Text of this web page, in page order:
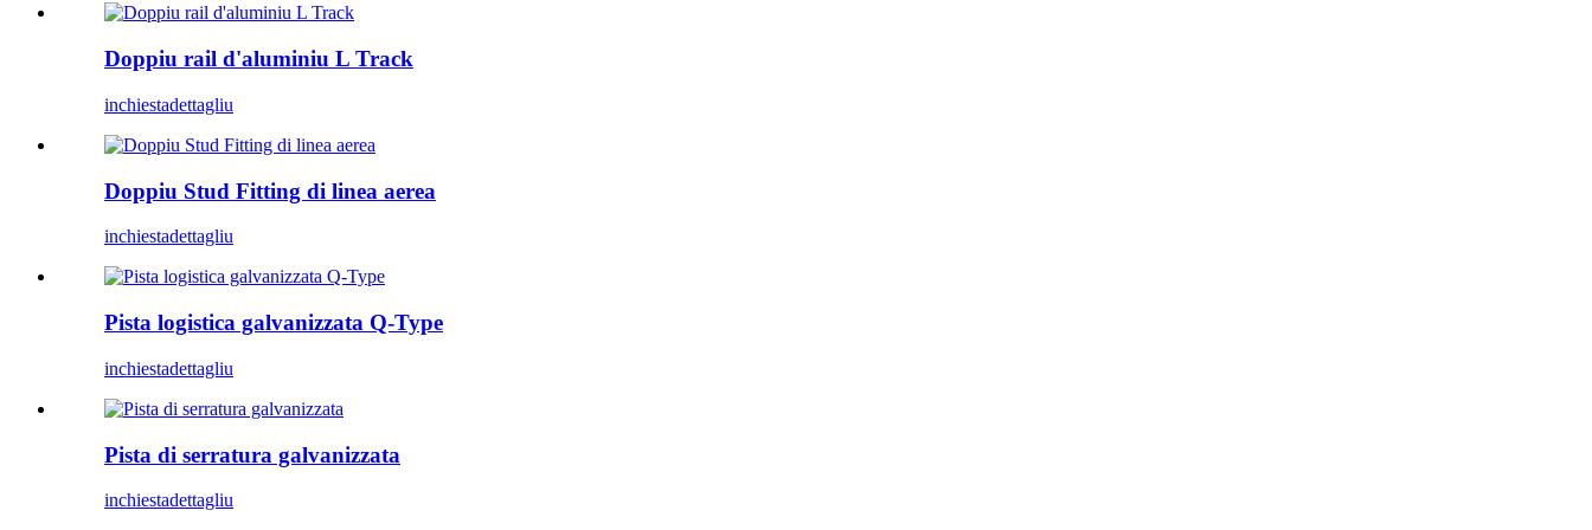
Doppiu rail d'aluminiu L Track
inchiestadettagliu
Doppiu Stud Fitting di linea aerea
inchiestadettagliu
Pista logistica galvanizzata Q-Type
inchiestadettagliu
Pista di serratura galvanizzata
inchiestadettagliu